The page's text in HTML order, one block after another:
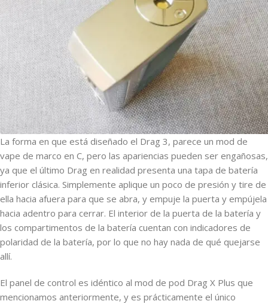
La forma en que está diseñado el Drag 3, parece un mod de
vape de marco en C, pero las apariencias pueden ser engañosas,
ya que el último Drag en realidad presenta una tapa de batería
inferior clásica. Simplemente aplique un poco de presión y tire de
ella hacia afuera para que se abra, y empuje la puerta y empújela
hacia adentro para cerrar. El interior de la puerta de la batería y
los compartimentos de la batería cuentan con indicadores de
polaridad de la batería, por lo que no hay nada de qué quejarse
allí.
El panel de control es idéntico al mod de pod Drag X Plus que
mencionamos anteriormente, y es prácticamente el único